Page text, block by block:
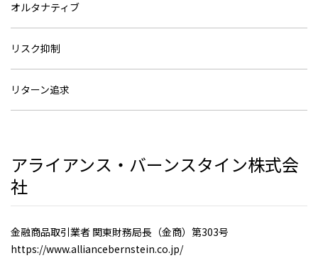
オルタナティブ
リスク抑制
リターン追求
アライアンス・バーンスタイン株式会
社
金融商品取引業者 関東財務局長（金商）第303号
https://www.alliancebernstein.co.jp/